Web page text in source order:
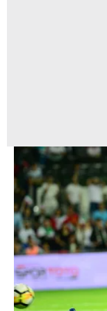
Metnimiziziyaret
6698 sayılı
hazırlanmış
ilgili mevzuata
almak için lütfen